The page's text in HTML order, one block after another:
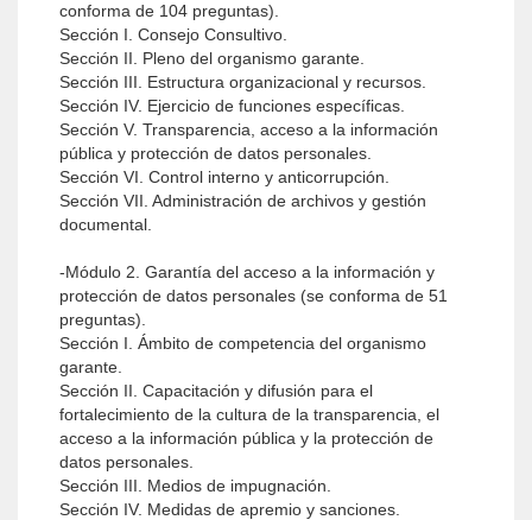
conforma de 104 preguntas).
Sección I. Consejo Consultivo.
Sección II. Pleno del organismo garante.
Sección III. Estructura organizacional y recursos.
Sección IV. Ejercicio de funciones específicas.
Sección V. Transparencia, acceso a la información
pública y protección de datos personales.
Sección VI. Control interno y anticorrupción.
Sección VII. Administración de archivos y gestión
documental.
-Módulo 2. Garantía del acceso a la información y
protección de datos personales (se conforma de 51
preguntas).
Sección I. Ámbito de competencia del organismo
garante.
Sección II. Capacitación y difusión para el
fortalecimiento de la cultura de la transparencia, el
acceso a la información pública y la protección de
datos personales.
Sección III. Medios de impugnación.
Sección IV. Medidas de apremio y sanciones.